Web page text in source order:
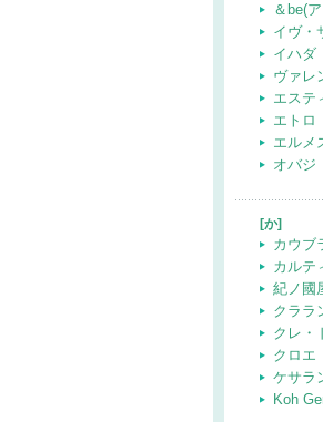
＆be(
イヴ・
イハダ
ヴァレ
エステ
エトロ
エルメ
オバジ
[か]
カウブ
カルテ
紀ノ
クララ
クレ・
クロエ
ケサラ
Koh